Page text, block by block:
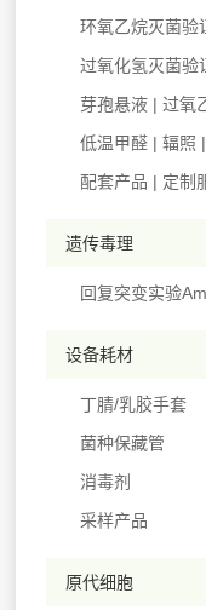
环氧乙烷灭菌验
过氧化氢灭菌验
芽孢悬液 | 过氧
低温甲醛 | 辐照
配套产品 | 定制
遗传毒理
回复突变实验
设备耗材
丁腈/乳胶手套
菌种保藏管
消毒剂
采样产品
原代细胞